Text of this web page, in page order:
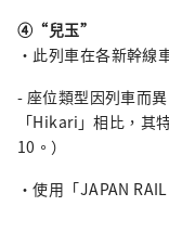
④“兒玉”
・此列車在各新幹線
- 座位類型因列車而
「Hikari」相比，其
10。）
・使用「JAPAN